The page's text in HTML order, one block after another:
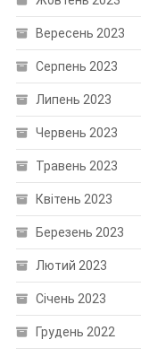
Вересень 2023
Серпень 2023
Липень 2023
Червень 2023
Травень 2023
Квітень 2023
Березень 2023
Лютий 2023
Січень 2023
Грудень 2022